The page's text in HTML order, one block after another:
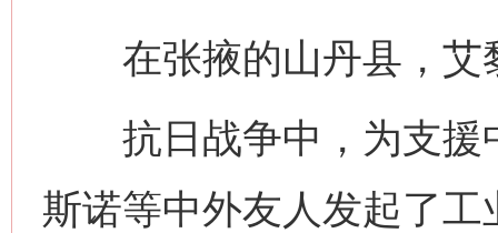
在张掖的山丹县，艾
抗日战争中，为支援
斯诺等中外友人发起了工